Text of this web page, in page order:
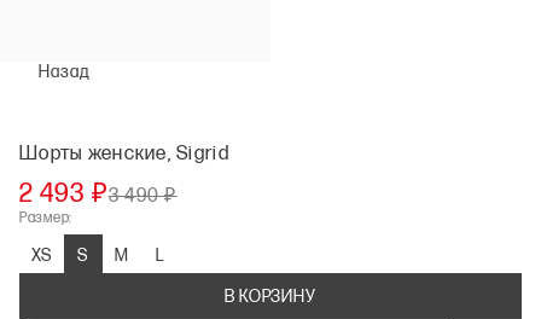
Назад
Шорты женские, Sigrid
2 493 ₽3 490 ₽
Размер:
XS S M
L
В КОРЗИНУ